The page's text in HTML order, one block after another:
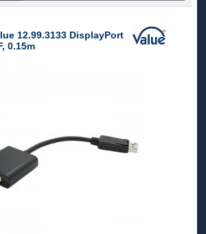
12.99.3133 DisplayPort
0.15m